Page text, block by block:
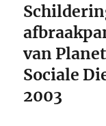
Volgend
bericht:
van
Sociale
2003